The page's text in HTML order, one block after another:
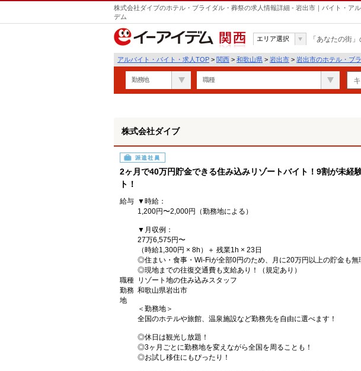
株式会社ダイブのホテル・ブライダル・葬祭の求人情報詳細 - 岩出市｜バイト・ア
デム
関西
エリア選択 「あなたの街
アルバイト・バイト・求人TOP > 関西 > 和歌山県 > 岩出市 > 岩出市のホテル・ブ
勤務地 職種
株式会社ダイブ
派遣社員
2ヶ月で40万円貯金できる住み込みリゾートバイト！9割が未経
ト！
給与 ▼時給：
1,200円〜2,000円（勤務地による）
▼月収例：
27万6,575円〜
（時給1,300円 × 8h）＋ 残業1h × 23日
◎住まい・食事・Wi-Fiが全部0円のため、月に20万円以上の貯金も無
◎現地までの往復交通費も支給あり！（規定あり）
職種 リゾート地の住み込みスタッフ
勤務
地
和歌山県岩出市
＜勤務地＞
全国のホテルや旅館、温泉施設など勤務先を自由に選べます！
◎休日は観光し放題！
◎3ヶ月ごとに勤務地を変えながら全国を周ることも！
◎お試し移住にもぴったり！